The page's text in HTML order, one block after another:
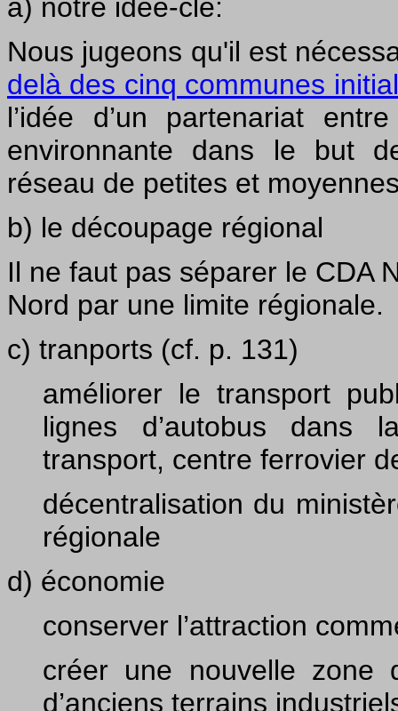
a) notre idée-clé:
Nous jugeons qu'il est
delà des cinq communes
l’idée d’un partenariat
environnante dans le but
réseau de petites et
b) le découpage régional
Il ne faut pas séparer le CDA
Nord par une limite régionale.
c) tranports (cf. p. 131)
améliorer le transport
lignes d’autobus dans
transport, centre ferrovier
décentralisation du
régionale
d) économie
conserver l’attraction
créer une nouvelle zone
d’anciens terrains